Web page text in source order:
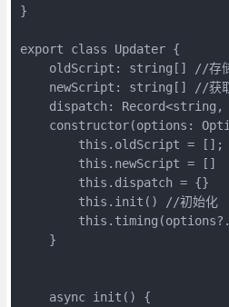
}
export class Updater {
oldScript: string[] //存
newScript: string[] //获
dispatch: Record<string,
constructor(options:
        this.oldScript = [];
        this.newScript = []
        this.dispatch = {}
        this.init() //初始化
    }
    async init() {